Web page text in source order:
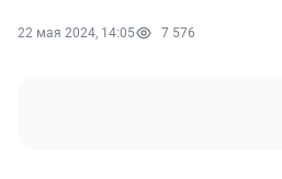
22 мая 2024, 14:05 7 576